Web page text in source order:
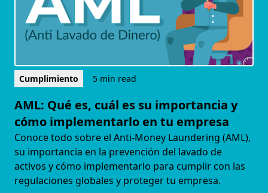
Cumplimiento 5 min read
AML: Qué es, cuál es su importancia y
cómo implementarlo en tu empresa
Conoce todo sobre el Anti-Money Laundering (AML),
su importancia en la prevención del lavado de
activos y cómo implementarlo para cumplir con las
regulaciones globales y proteger tu empresa.